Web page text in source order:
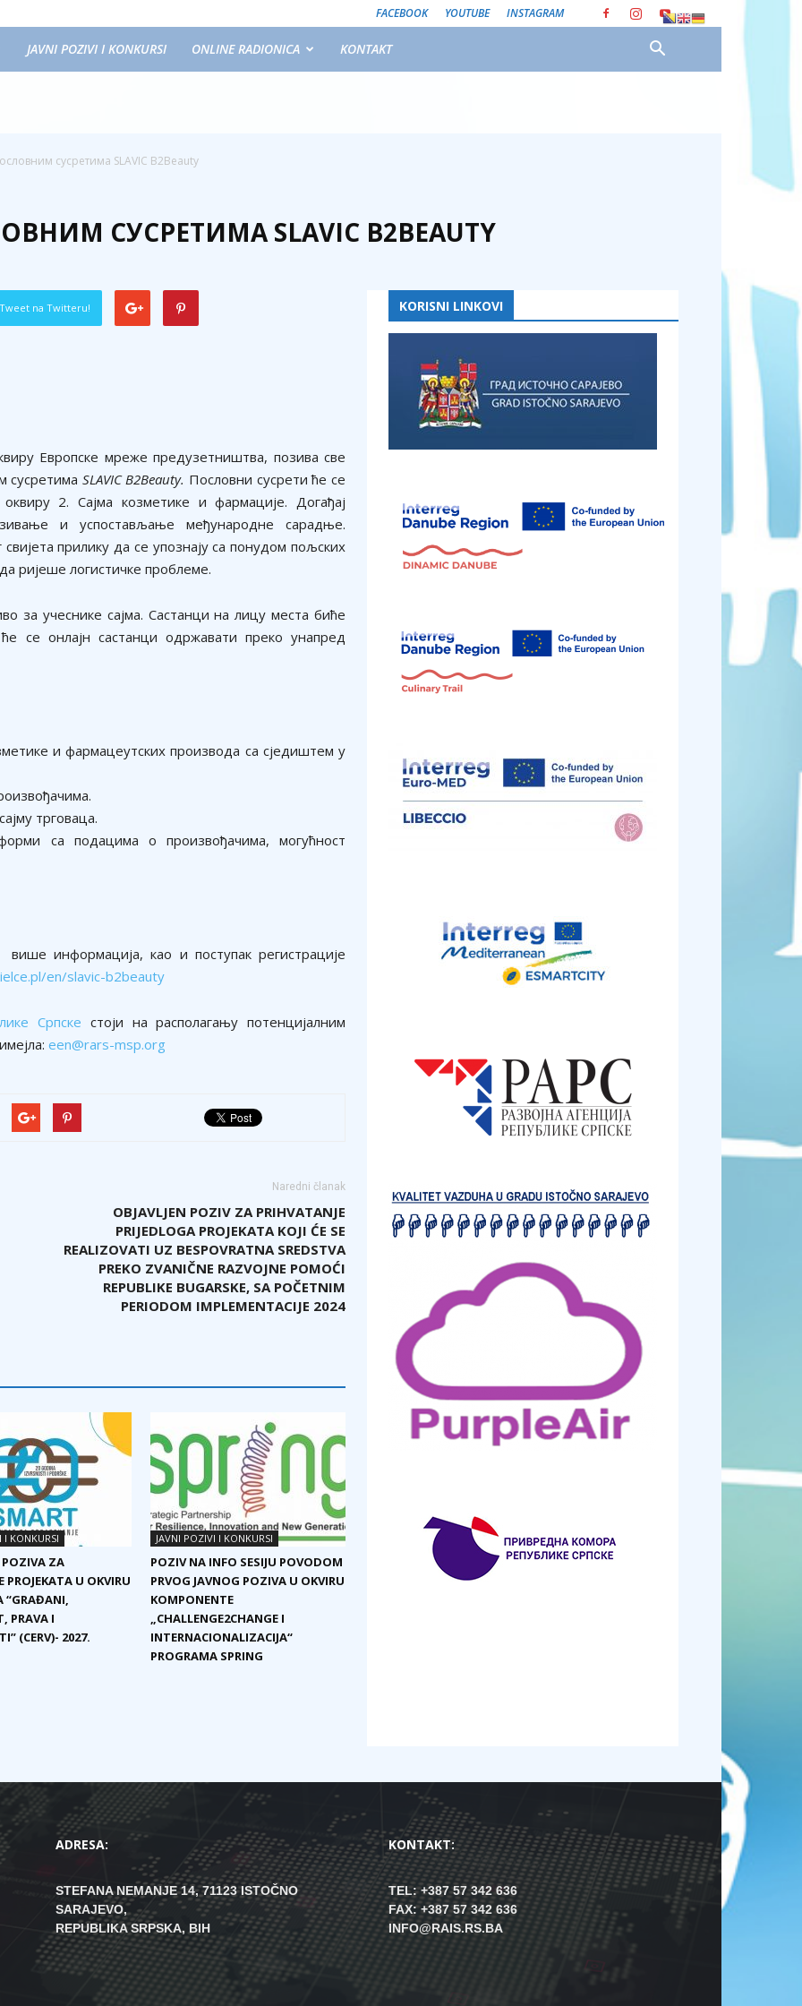
FACEBOOK YOUTUBE INSTAGRAM
JAVNI POZIVI I KONKURSI ONLINE RADIONICA KONTAKT
сусретима SLAVIC B2Beauty
СУСРЕТИМА SLAVIC B2BEAUTY
Tweet na Twitteru!
Европске мреже предузетништва, позива све
сусретима SLAVIC B2Beauty. Пословни сусрети ће се
2. Сајма козметике и фармације. Догађај
и успостављање међународне сарадње.
прилику да се упознају са понудом пољских
ријеше логистичке проблеме.
за учеснике сајма. Састанци на лицу места биће
се онлајн састанци одржавати преко унапред
и фармацеутских производа са сједиштем у
трговаца.
са подацима о произвођачима, могућност
више информација, као и поступак регистрације
en/slavic-b2beauty
Српске стоји на располагању потенцијалним
een@rars-msp.org
Naredni članak
OBJAVLJEN POZIV ZA PRIHVATANJE
PRIJEDLOGA PROJEKATA KOJI ĆE SE
REALIZOVATI UZ BESPOVRATNA SREDSTVA
PREKO ZVANIČNE RAZVOJNE POMOĆI
REPUBLIKE BUGARSKE, SA POČETNIM
PERIODOM IMPLEMENTACIJE 2024
I KONKURSI
ZA
PROJEKATA U OKVIRU
“GRAĐANI,
PRAVA I
(CERV)- 2027.
JAVNI POZIVI I KONKURSI
POZIV NA INFO SESIJU POVODOM
PRVOG JAVNOG POZIVA U OKVIRU
KOMPONENTE
„CHALLENGE2CHANGE I
INTERNACIONALIZACIJA“
PROGRAMA SPRING
KORISNI LINKOVI
ADRESA:
STEFANA NEMANJE 14, 71123 ISTOČNO
SARAJEVO,
REPUBLIKA SRPSKA, BIH
KONTAKT:
TEL: +387 57 342 636
FAX: +387 57 342 636
INFO@RAIS.RS.BA